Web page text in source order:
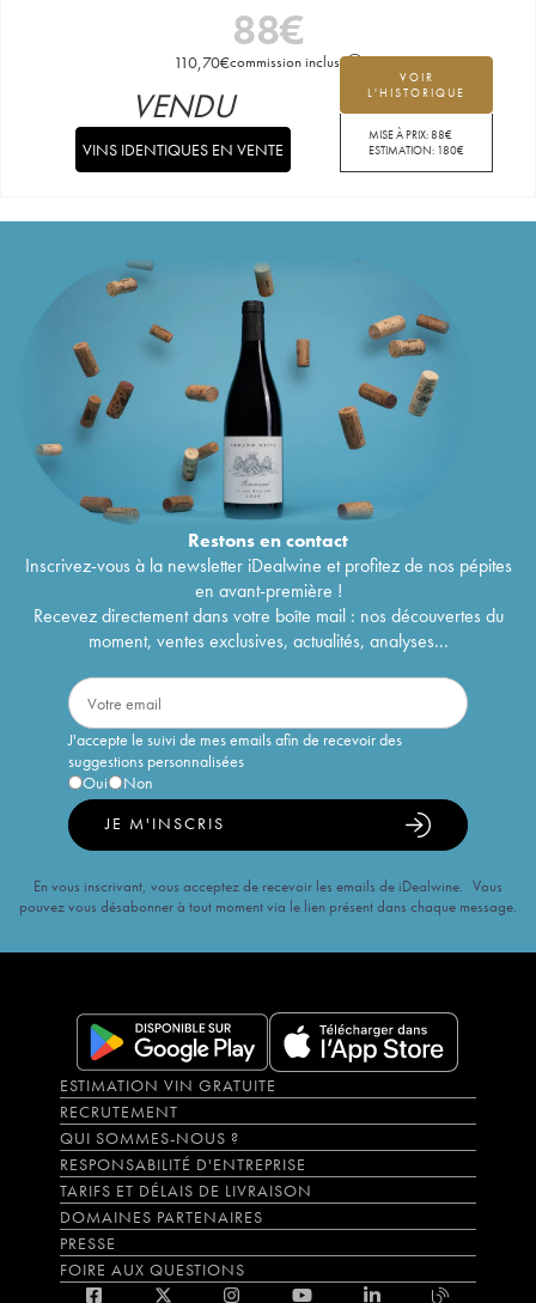
88€
110,70€commission incluse
VOIR
L'HISTORIQUE
MISE À PRIX:88€
ESTIMATION: 180€
VENDU
VINS IDENTIQUES EN VENTE
Restons encontact
Inscrivez-vous à la newsletter iDealwine et profitez de nos pépites
en avant-première !
Recevez directement dans votre boîte mail : nos découvertes du
moment, ventes exclusives, actualités, analyses...
J'accepte le suivi de mes emails afin de recevoir des
suggestions personnalisées
Oui
Non
JE M'INSCRIS
En vous inscrivant, vous acceptez de recevoir les emails de iDealwine. Vous
pouvez vous désabonner à tout moment via le lien présent dans chaque message.
ESTIMATION VIN GRATUITE
RECRUTEMENT
QUI SOMMES-NOUS ?
RESPONSABILITÉ D'ENTREPRISE
TARIFS ET DÉLAIS DE LIVRAISON
DOMAINES PARTENAIRES
PRESSE
FOIRE AUX QUESTIONS